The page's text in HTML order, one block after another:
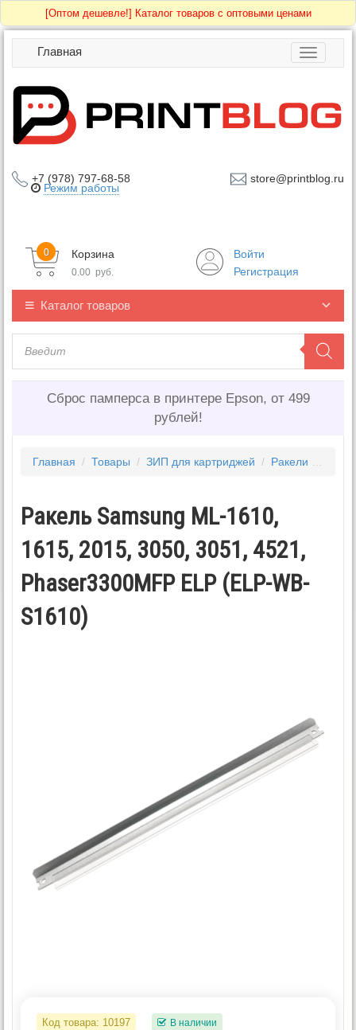
[Оптом дешевле!] Каталог товаров с оптовыми ценами
Toggle
Главная
+7 (978) 797-68-58 store@printblog.ru
Режим работы
Корзина
0
0.00 руб.
Войти
Регистрация
Каталог товаров
Сброс памперса в принтере Epson, от 499
рублей!
Главная / Товары / ЗИП для картриджей / Ракели
Ракель Samsung ML-1610,
1615, 2015, 3050, 3051, 4521,
Phaser3300MFP ELP (ELP-WB-
S1610)
Код товара: 10197 В наличии